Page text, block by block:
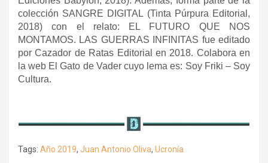
colección SANGRE DIGITAL (Tinta Púrpura Editorial,
2018) con el relato: EL FUTURO QUE NOS
MONTAMOS. LAS GUERRAS INFINITAS fue editado
por Cazador de Ratas Editorial en 2018. Colabora en
la web El Gato de Vader cuyo lema es: Soy Friki – Soy
Cultura.
Tags: Año 2019, Juan Antonio Oliva, Ucronía